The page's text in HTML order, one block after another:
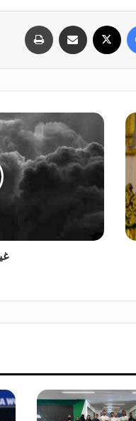
غ
م
ة
و
د
ء